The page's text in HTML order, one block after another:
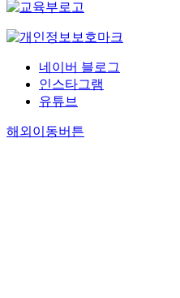
네이버 블로그
인스타그램
유튜브
해외이동버튼